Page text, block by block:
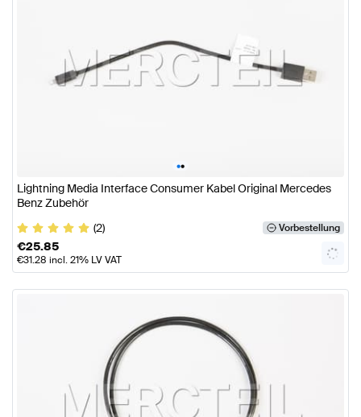
••
Lightning Media Interface Consumer Kabel Original Mercedes
Benz Zubehör
(2)
Vorbestellung
€25.85
€31.28 incl. 21% LV VAT